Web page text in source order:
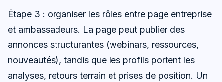
Étape 3 : organiser les rôles entre page entreprise
et ambassadeurs. La page peut publier des
annonces structurantes (webinars, ressources,
nouveautés), tandis que les profils portent les
analyses, retours terrain et prises de position. Un